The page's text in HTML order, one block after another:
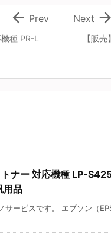
【販

Next
種 PR-L
 Prev
トナー 対応機種 LP-
用品
サービスです。 エプソン（